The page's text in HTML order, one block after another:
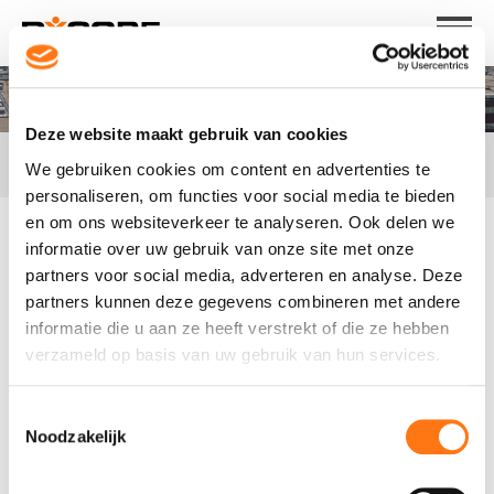
Deze website maakt gebruik van cookies
We gebruiken cookies om content en advertenties te
personaliseren, om functies voor social media te bieden
en om ons websiteverkeer te analyseren. Ook delen we
informatie over uw gebruik van onze site met onze
partners voor social media, adverteren en analyse. Deze
partners kunnen deze gegevens combineren met andere
informatie die u aan ze heeft verstrekt of die ze hebben
verzameld op basis van uw gebruik van hun services.
Noodzakelijk
menu
/ Begane grond
Begane grond
Breedplaat voegdetail
HE-balk